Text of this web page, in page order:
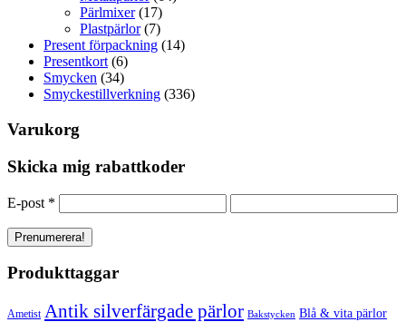
Pärlmixer (17)
Plastpärlor (7)
Present förpackning (14)
Presentkort (6)
Smycken (34)
Smyckestillverkning (336)
Varukorg
Skicka mig rabattkoder
E-post *
Produkttaggar
Ametist Antik silverfärgade pärlor Bakstycken Blå & vita pärlor